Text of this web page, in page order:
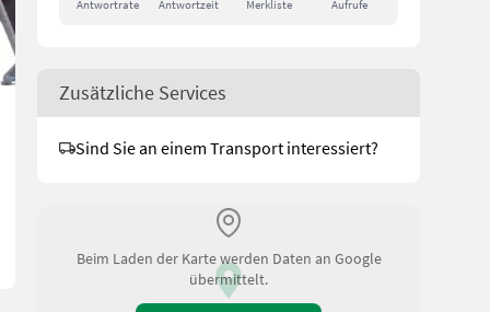
Antwortrate Antwortzeit Merkliste Aufrufe
Zusätzliche Services
Sind Sie an einem Transport interessiert?
Beim Laden der Karte werden Daten an Google
übermittelt.